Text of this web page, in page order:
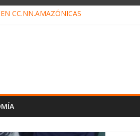
CC.NN.AMAZÓNICAS